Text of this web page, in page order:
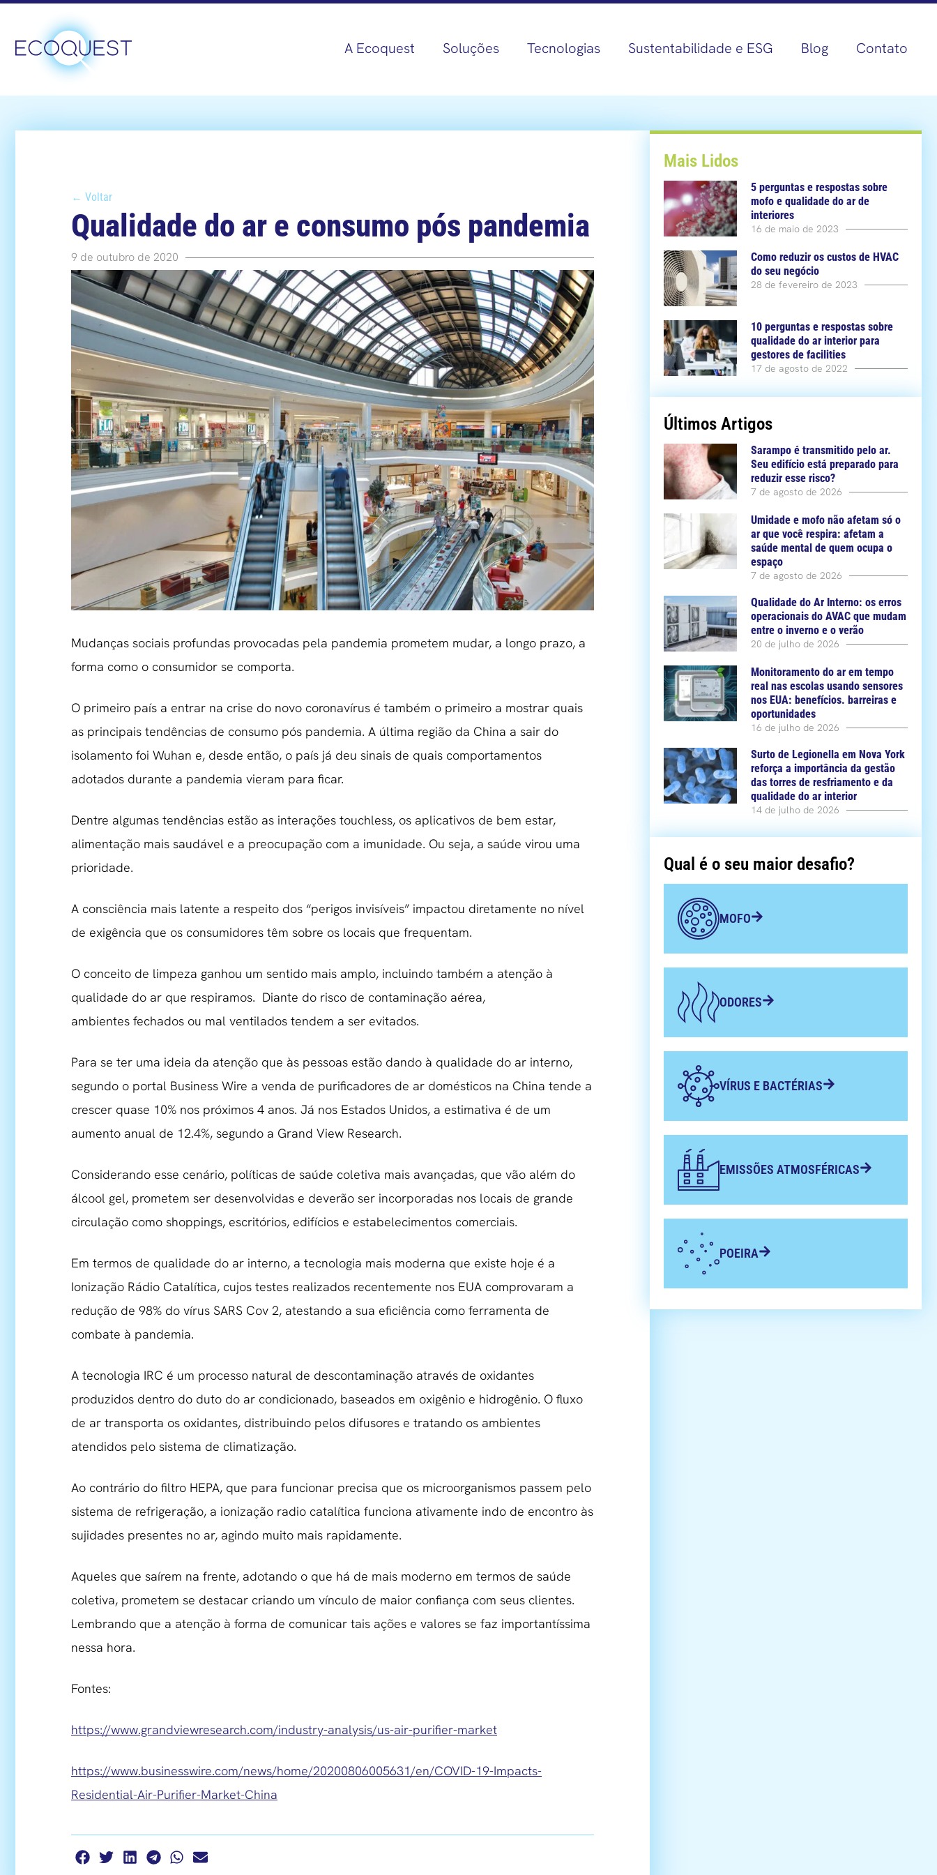
A Ecoquest Soluções Tecnologias Sustentabilidade e ESG Blog Contato
← Voltar
Qualidade do ar e consumo pós pandemia
9 de outubro de 2020
Mudanças sociais profundas provocadas pela pandemia prometem mudar, a longo prazo, a
forma como o consumidor se comporta.
O primeiro país a entrar na crise do novo coronavírus é também o primeiro a mostrar quais
as principais tendências de consumo pós pandemia. A última região da China a sair do
isolamento foi Wuhan e, desde então, o país já deu sinais de quais comportamentos
adotados durante a pandemia vieram para ficar.
Dentre algumas tendências estão as interações touchless, os aplicativos de bem estar,
alimentação mais saudável e a preocupação com a imunidade. Ou seja, a saúde virou uma
prioridade.
A consciência mais latente a respeito dos “perigos invisíveis” impactou diretamente no nível
de exigência que os consumidores têm sobre os locais que frequentam.
O conceito de limpeza ganhou um sentido mais amplo, incluindo também a atenção à
qualidade do ar que respiramos. Diante do risco de contaminação aérea,
ambientes fechados ou mal ventilados tendem a ser evitados.
Para se ter uma ideia da atenção que às pessoas estão dando à qualidade do ar interno,
segundo o portal Business Wire a venda de purificadores de ar domésticos na China tende a
crescer quase 10% nos próximos 4 anos. Já nos Estados Unidos, a estimativa é de um
aumento anual de 12.4%, segundo a Grand View Research.
Considerando esse cenário, políticas de saúde coletiva mais avançadas, que vão além do
álcool gel, prometem ser desenvolvidas e deverão ser incorporadas nos locais de grande
circulação como shoppings, escritórios, edifícios e estabelecimentos comerciais.
Em termos de qualidade do ar interno, a tecnologia mais moderna que existe hoje é a
Ionização Rádio Catalítica, cujos testes realizados recentemente nos EUA comprovaram a
redução de 98% do vírus SARS Cov 2, atestando a sua eficiência como ferramenta de
combate à pandemia.
A tecnologia IRC é um processo natural de descontaminação através de oxidantes
produzidos dentro do duto do ar condicionado, baseados em oxigênio e hidrogênio. O fluxo
de ar transporta os oxidantes, distribuindo pelos difusores e tratando os ambientes
atendidos pelo sistema de climatização.
Ao contrário do filtro HEPA, que para funcionar precisa que os microorganismos passem pelo
sistema de refrigeração, a ionização radio catalítica funciona ativamente indo de encontro às
sujidades presentes no ar, agindo muito mais rapidamente.
Aqueles que saírem na frente, adotando o que há de mais moderno em termos de saúde
coletiva, prometem se destacar criando um vínculo de maior confiança com seus clientes.
Lembrando que a atenção à forma de comunicar tais ações e valores se faz importantíssima
nessa hora.
Fontes:
https://www.grandviewresearch.com/industry-analysis/us-air-purifier-market
https://www.businesswire.com/news/home/20200806005631/en/COVID-19-Impacts-
Residential-Air-Purifier-Market-China
Mais Lidos
5 perguntas e respostas sobre
mofo e qualidade do ar de
interiores
16 de maio de 2023
Como reduzir os custos de HVAC
do seu negócio
28 de fevereiro de 2023
10 perguntas e respostas sobre
qualidade do ar interior para
gestores de facilities
17 de agosto de 2022
Últimos Artigos
Sarampo é transmitido pelo ar.
Seu edifício está preparado para
reduzir esse risco?
7 de agosto de 2026
Umidade e mofo não afetam só o
ar que você respira: afetam a
saúde mental de quem ocupa o
espaço
7 de agosto de 2026
Qualidade do Ar Interno: os erros
operacionais do AVAC que mudam
entre o inverno e o verão
20 de julho de 2026
Monitoramento do ar em tempo
real nas escolas usando sensores
nos EUA: benefícios. barreiras e
oportunidades
16 de julho de 2026
Surto de Legionella em Nova York
reforça a importância da gestão
das torres de resfriamento e da
qualidade do ar interior
14 de julho de 2026
Qual é o seu maior desafio?
MOFO
ODORES
VÍRUS E BACTÉRIAS
EMISSÕES ATMOSFÉRICAS
POEIRA